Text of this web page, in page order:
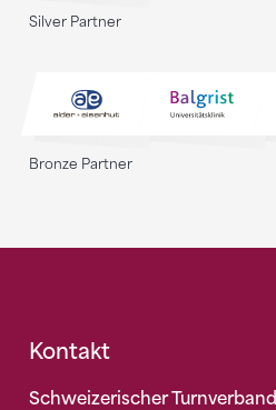
Silver Partner
Bronze Partner
Fusszeile
Kontakt
Schweizerischer Turnverband